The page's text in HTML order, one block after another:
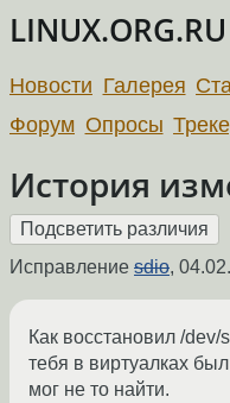
LINUX.ORG.RU
Новости Галерея
Форум Опросы
История
Исправление sdio,
Как восстановил /
тебя в виртуалках
мог не то найти.